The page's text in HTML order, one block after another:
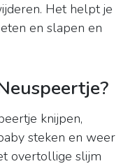
Het helpt je
en slapen en
knijpen,
steken en weer
overtollige slijm